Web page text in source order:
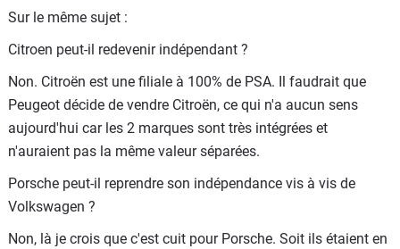
beaucoup de choses
Sur le même sujet :
Citroen peut-il redevenir indépendant ?
Non. Citroën est une filiale à 100% de PSA. Il faudrait que
Peugeot décide de vendre Citroën, ce qui n'a aucun sens
aujourd'hui car les 2 marques sont très intégrées et
n'auraient pas la même valeur séparées.
Porsche peut-il reprendre son indépendance vis à vis de
Volkswagen ?
Non, là je crois que c'est cuit pour Porsche. Soit ils étaient en